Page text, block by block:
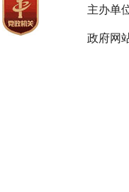
主办单
政府网